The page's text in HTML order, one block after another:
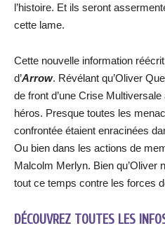
l’histoire. Et ils seront
cette lame.
Cette nouvelle information
d’Arrow. Révélant qu’Oliver
de front d’une Crise
héros. Presque toutes les
confrontée étaient enracinées
Ou bien dans les actions de
Malcolm Merlyn. Bien qu’Oliver
tout ce temps contre les forces
DÉCOUVREZ TOUTES LES